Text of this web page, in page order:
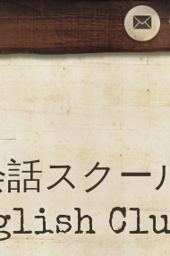
話スク